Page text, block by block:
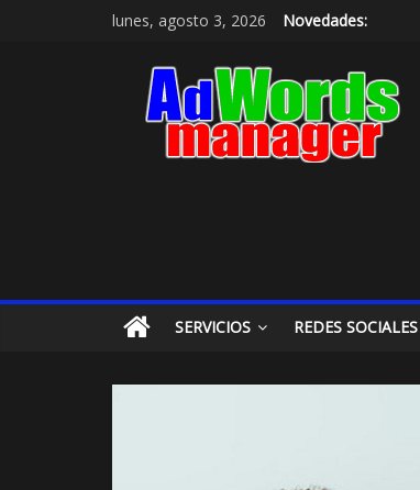
lunes, agosto 3, 2026 Novedades:
SERVICIOS REDES SOCIALES